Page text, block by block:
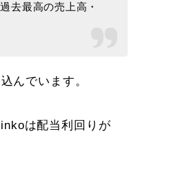
去最高の売上高・
んでいます。
は配当利回りが